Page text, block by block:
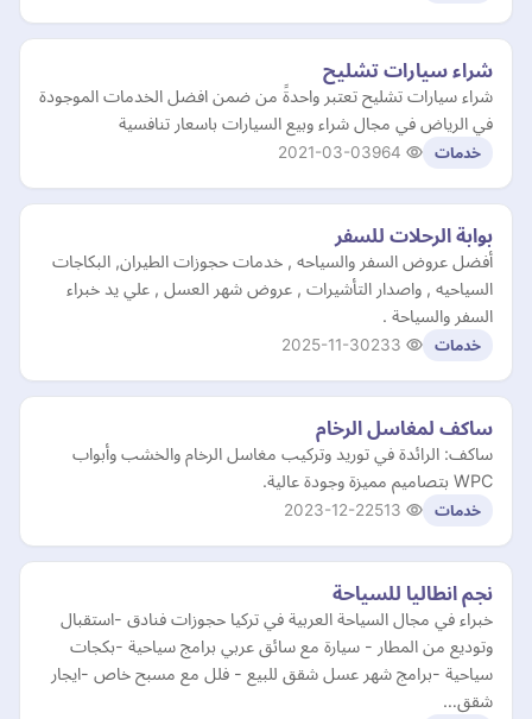
شراء سيارات تشليح
شراء سيارات تشليح تعتبر واحدةً من ضمن افضل الخدمات الموجودة
في الرياض في مجال شراء وبيع السيارات باسعار تنافسية
خدمات 2021-03-03
بوابة الرحلات للسفر
أفضل عروض السفر والسياحه , خدمات حجوزات الطيران, البكاجات
السياحيه , واصدار التأشيرات , عروض شهر العسل , علي يد خبراء
السفر والسياحة .
خدمات 2025-11-30
ساكف لمغاسل الرخام
ساكف: الرائدة في توريد وتركيب مغاسل الرخام والخشب وأبواب
WPC بتصاميم مميزة وجودة عالية.
خدمات 2023-12-22
نجم انطاليا للسياحة
خبراء في مجال السياحة العربية في تركيا حجوزات فنادق -استقبال
وتوديع من المطار - سيارة مع سائق عربي برامج سياحية -بكجات
سياحية -برامج شهر عسل شقق للبيع - فلل مع مسبح خاص -ايجار
شقق…